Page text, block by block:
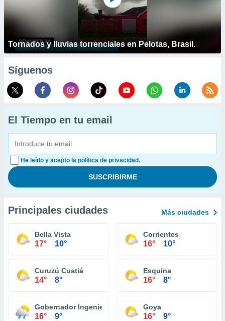
Tornados y lluvias torrenciales en Pelotas, Brasil.
Síguenos
El Tiempo en tu email
He leído y acepto la política de privacidad.
Principales ciudades Más ciudades
Bella Vista
17° 10°
Corrientes
16° 10°
Curuzú Cuatiá
14° 8°
Esquina
16° 8°
Gobernador Ingeniero Valentin Virasoro
16° 9°
Goya
16° 9°